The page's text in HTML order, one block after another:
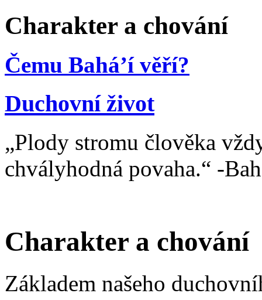
Charakter a chování
Čemu Bahá’í věří?
Duchovní život
„Plody stromu člověka
chvályhodná povaha.“ -
Charakter a chování
Základem našeho